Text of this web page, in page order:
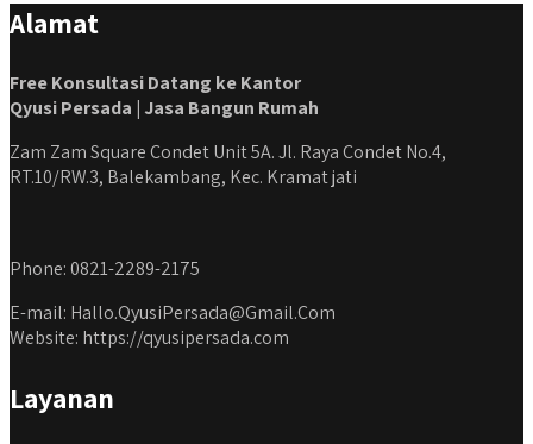
Alamat
Free Konsultasi Datang ke Kantor
Qyusi Persada | Jasa Bangun Rumah
Zam Zam Square Condet Unit 5A. Jl. Raya Condet No.4,
RT.10/RW.3, Balekambang, Kec. Kramat jati
Phone: 0821-2289-2175
E-mail: Hallo.QyusiPersada@Gmail.Com
Website: https://qyusipersada.com
Layanan